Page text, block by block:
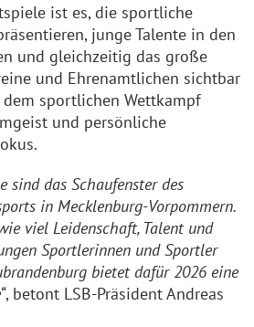
ist es, die sportliche
junge Talente in den
und gleichzeitig das große
und Ehrenamtlichen sichtbar
sportlichen Wettkampf
und persönliche
sind das Schaufenster des
in Mecklenburg-Vorpommern.
viel Leidenschaft, Talent und
Sportlerinnen und Sportler
bietet dafür 2026 eine
, betont LSB-Präsident Andreas